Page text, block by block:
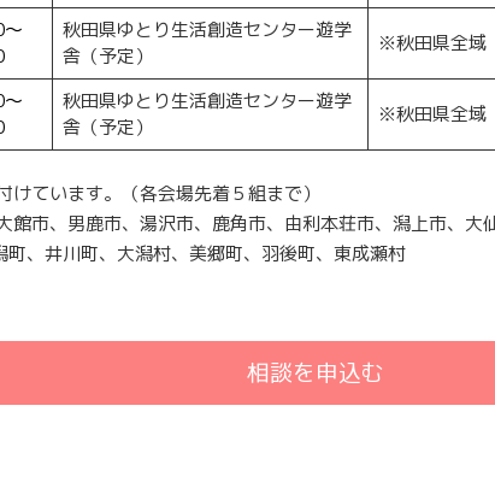
秋田県ゆとり生活創造センター遊学
舎（予定）
※秋田県全域
秋田県ゆとり生活創造センター遊学
舎（予定）
※秋田県全域
ています。（各会場先着５組まで）
市、男鹿市、湯沢市、鹿角市、由利本荘市、潟上市、大
、井川町、大潟村、美郷町、羽後町、東成瀬村
相談を申込む